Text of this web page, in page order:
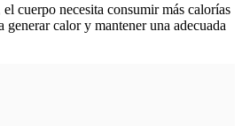
cuerpo necesita consumir más calorías
generar calor y mantener una adecuada